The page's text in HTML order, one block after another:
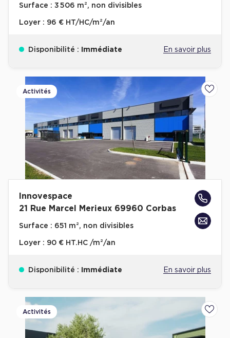
Surface : 3 506 m², non divisibles
Loyer : 96 € HT/HC/m²/an
Disponibilité : Immédiate En savoir plus
Activités
Innovespace
21 Rue Marcel Merieux 69960 Corbas
Surface : 651 m², non divisibles
Loyer : 90 € HT.HC /m²/an
Disponibilité : Immédiate En savoir plus
Activités